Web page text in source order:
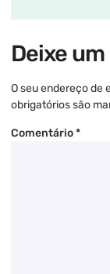
Deixe
O seu endereço de
obrigatórios são
Comentário*